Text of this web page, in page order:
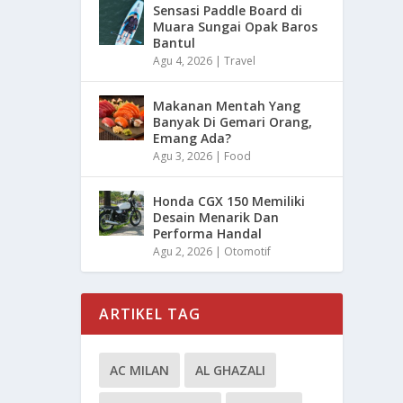
Sensasi Paddle Board di
Muara Sungai Opak Baros
Bantul
Agu 4, 2026 |Travel
Makanan Mentah Yang
Banyak Di Gemari Orang,
Emang Ada?
Agu 3, 2026 | Food
Honda CGX 150 Memiliki
Desain Menarik Dan
Performa Handal
Agu 2, 2026 | Otomotif
ARTIKEL TAG
AC MILAN AL GHAZALI